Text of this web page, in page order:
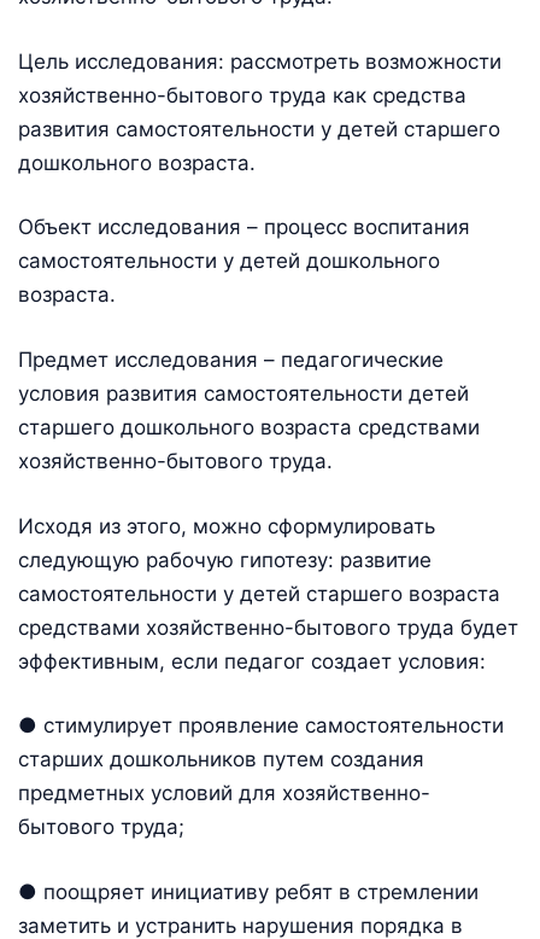
Цель исследования: рассмотреть возможности
хозяйственно-бытового труда как средства
развития самостоятельности у детей старшего
дошкольного возраста.
Объект исследования – процесс воспитания
самостоятельности у детей дошкольного
возраста.
Предмет исследования – педагогические
условия развития самостоятельности детей
старшего дошкольного возраста средствами
хозяйственно-бытового труда.
Исходя из этого, можно сформулировать
следующую рабочую гипотезу: развитие
самостоятельности у детей старшего возраста
средствами хозяйственно-бытового труда будет
эффективным, если педагог создает условия:
● стимулирует проявление самостоятельности
старших дошкольников путем создания
предметных условий для хозяйственно-
бытового труда;
● поощряет инициативу ребят в стремлении
заметить и устранить нарушения порядка в